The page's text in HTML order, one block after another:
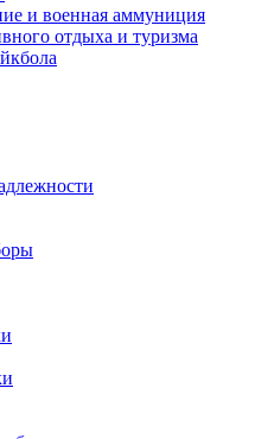
и военная аммуниция
отдыха и туризма